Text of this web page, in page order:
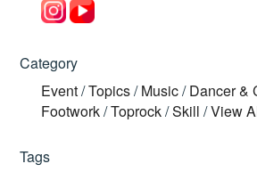
Category
Event/Topics/ Music/ Dancer &
Footwork/Toprock/Skill /View
Tags